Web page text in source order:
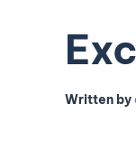
Written by